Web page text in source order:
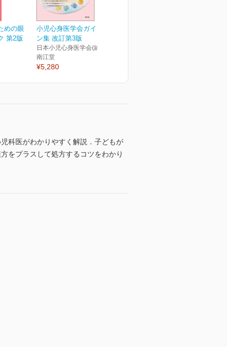
めの眼
第2版
小児心身医学会ガイドライ
ン集 改訂第3版
日本小児心身医学会(編)
南江堂
¥5,280
科医がわかりやすく解説．子どもが
をプラスして処方するコツをわかり